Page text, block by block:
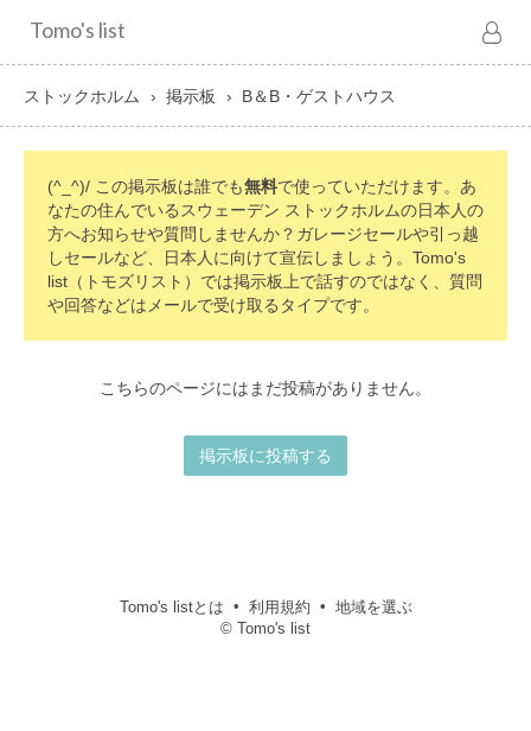
Tomo's list
ストックホルム 掲示板 B＆B・ゲストハウス
(^_^)/ この掲示板は誰でも無料で使っていただけます。あ
なたの住んでいるスウェーデン ストックホルムの日本人の
方へお知らせや質問しませんか？ガレージセールや引っ越
しセールなど、日本人に向けて宣伝しましょう。Tomo's
list（トモズリスト）では掲示板上で話すのではなく、質問
や回答などはメールで受け取るタイプです。
こちらのページにはまだ投稿がありません。
掲示板に投稿する
Tomo's listとは 利用規約
地域を選ぶ
© Tomo's list